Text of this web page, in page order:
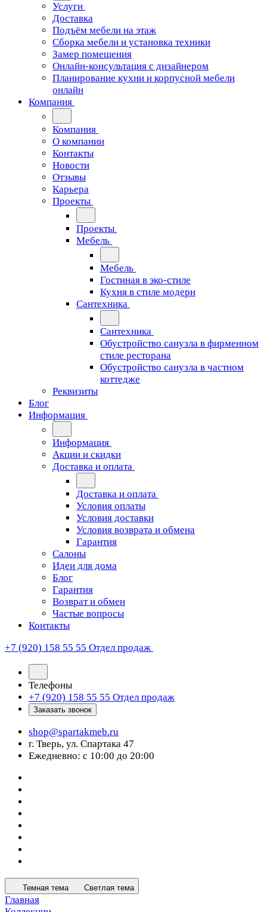
Услуги
Доставка
Подъём мебели на этаж
Сборка мебели и установка техники
Замер помещения
Онлайн-консультация с дизайнером
Планирование кухни и корпусной мебели
онлайн
Компания
Компания
О компании
Контакты
Новости
Отзывы
Карьера
Проекты
Проекты
Мебель
Мебель
Гостиная в эко-стиле
Кухня в стиле модерн
Сантехника
Сантехника
Обустройство санузла в фирменном
стиле ресторана
Обустройство санузла в частном
коттедже
Реквизиты
Блог
Информация
Информация
Акции и скидки
Доставка и оплата
Доставка и оплата
Условия оплаты
Условия доставки
Условия возврата и обмена
Гарантия
Салоны
Идеи для дома
Блог
Гарантия
Возврат и обмен
Частые вопросы
Контакты
+7 (920) 158 55 55 Отдел продаж
Телефоны
+7 (920) 158 55 55 Отдел продаж
Заказать звонок
shop@spartakmeb.ru
г. Тверь, ул. Спартака 47
Ежедневно: с 10:00 до 20:00
Темная тема Светлая тема
Главная